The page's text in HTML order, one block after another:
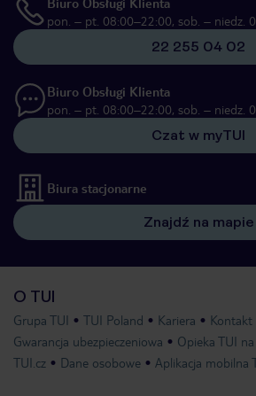
pon. – pt. 08:00–22:00, sob. – niedz.
22 255 04 02
Biuro Obsługi Klienta
pon. – pt. 08:00–22:00, sob. – niedz.
Czat w myTUI
Biura stacjonarne
Znajdź na mapie
O TUI
Grupa TUI TUI Poland Kariera
Kontakt
Gwarancja ubezpieczeniowa
Opieka TUI
TUI.cz
Dane osobowe Aplikacja mobilna